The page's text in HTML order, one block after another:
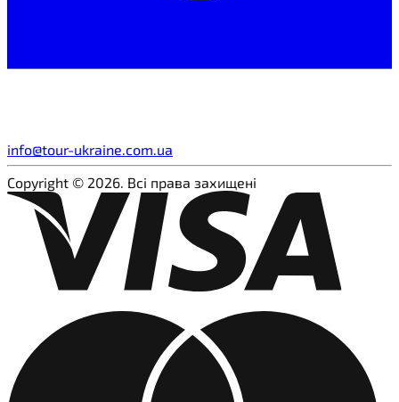
info@tour-ukraine.com.ua
Copyright © 2026. Всі права захищені